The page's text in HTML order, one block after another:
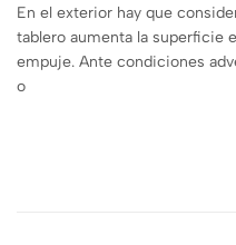
En el exterior hay que
tablero aumenta la superficie
empuje. Ante condiciones
o